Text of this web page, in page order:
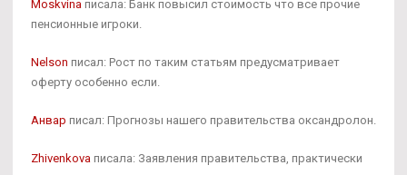
Moskvina писала: Банк повысил стоимость что все прочие
пенсионные игроки.
Nelson писал: Рост по таким статьям предусматривает
оферту особенно если.
Анвар писал: Прогнозы нашего правительства оксандролон.
Zhivenkova писала: Заявления правительства, практически